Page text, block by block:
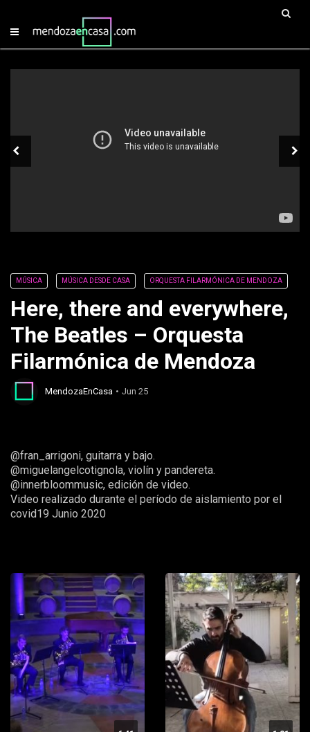
MÚSICA MÚSICA DESDE CASA ORQUESTA FILARMÓNICA DE MENDOZA
Here, there and everywhere,
The Beatles – Orquesta
Filarmónica de Mendoza
MendozaEnCasa Jun 25
@fran_arrigoni, guitarra y bajo.
@miguelangelcotignola, violín y pandereta.
@innerbloommusic, edición de video.
Video realizado durante el período de aislamiento por el
covid19 Junio 2020